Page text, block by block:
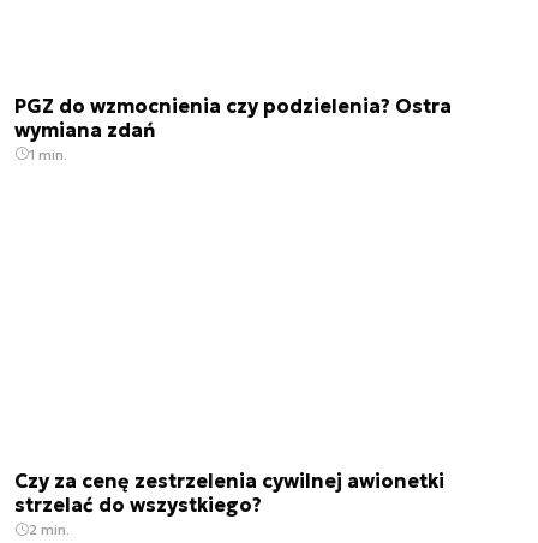
PGZ do wzmocnienia czy podzielenia? Ostra
wymiana zdań
1 min.
Czy za cenę zestrzelenia cywilnej awionetki
strzelać do wszystkiego?
2 min.